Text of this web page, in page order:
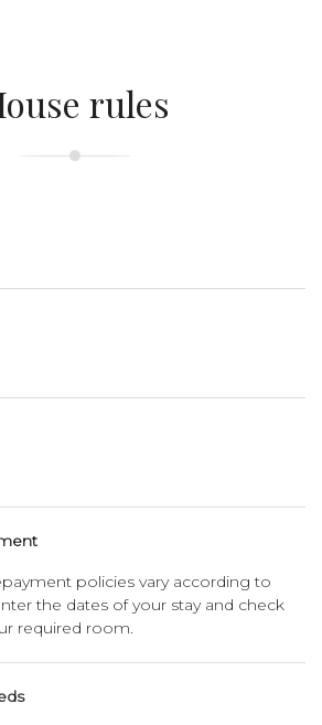
rules
policies vary according to
the dates of your stay and check
required room.